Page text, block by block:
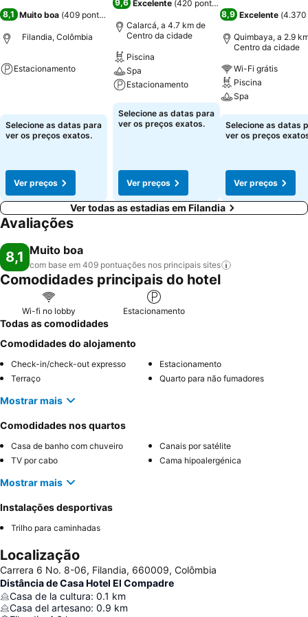
8,1 Muito boa (409 pontuações
Filandia, Colômbia
Estacionamento
Selecione as datas para
ver os preços exatos.
Ver preços
9,6 Excelente (420 pontuações
Calarcá, a 4.7 km de
Centro da cidade
Piscina
Spa
Estacionamento
Ver preços
Selecione as datas para
ver os preços exatos.
Ver preços
8,9 Excelente (4.370
Quimbaya, a 2.9
Centro da cidade
Wi-Fi grátis
Piscina
Spa
Ver preços
Selecione as datas
ver os preços
Ver preços
Ver todas as estadias em Filandia
Avaliações
8,1 Muito boa
com base em 409 pontuações nos principais sites
Comodidades principais do hotel
Wi-fi no lobby Estacionamento
Todas as comodidades
Comodidades do alojamento
Check-in/check-out expresso
Estacionamento
Terraço
Quarto para não fumadores
Mostrar mais
Comodidades nos quartos
Casa de banho com chuveiro
Canais por satélite
TV por cabo
Cama hipoalergénica
Mostrar mais
Instalações desportivas
Trilho para caminhadas
Localização
Carrera 6 No. 8-06, Filandia, 660009, Colômbia
Distância de Casa Hotel El Compadre
Casa de la cultura: 0.1 km
Casa del artesano: 0.9 km